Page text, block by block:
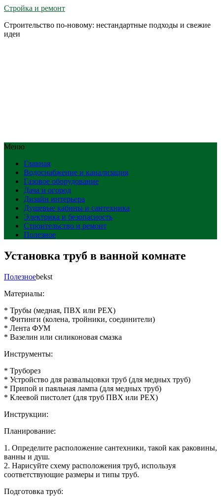
Стройка и ремонт
Строительство по-новому: нестандартные подходы и свежие
идеи
Меню
Главная
Водоснабжение и канализация
Газовое оборудование
Дача и огород
Дизайн интерьера
Душевые кабины и сантехника
Электрика и безопасность
Строительство и ремонт
Полезное
Установка труб в ванной комнате
Полезноеbekst
Материалы:
* Трубы (медная, ПВХ или PEX)
* Фитинги (колена, тройники, соединители)
* Лента ФУМ
* Вазелин или силиконовая смазка
Инструменты:
* Труборез
* Устройство для развальцовки труб (для медных труб)
* Припой и паяльная лампа (для медных труб)
* Клеевой пистолет (для труб ПВХ или PEX)
Инструкции:
Планирование:
1. Определите расположение сантехники, такой как раковины,
ванны и душ.
2. Нарисуйте схему расположения труб, используя
соответствующие размеры и типы труб.
Подготовка труб: